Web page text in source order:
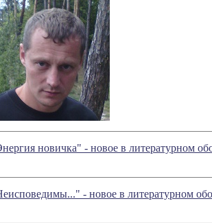
новичка" - новое в литературном
- новое в литературном